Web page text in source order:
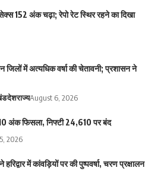
152 अंक चढ़ा; रेपो रेट स्थिर रहने का दिखा
जिलों में अत्यधिक वर्षा की चेतावनी; प्रशासन ने
देशराज्यAugust 6, 2026
अंक फिसला, निफ्टी 24,610 पर बंद
2026
में कांवड़ियों पर की पुष्पवर्षा, चरण प्रक्षालन